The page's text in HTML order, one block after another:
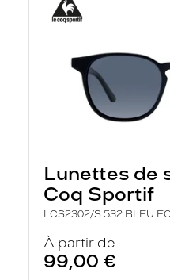
Lunettes de
Coq Sportif
LCS2302/S 532 BLEU
À partir de
99,00 €